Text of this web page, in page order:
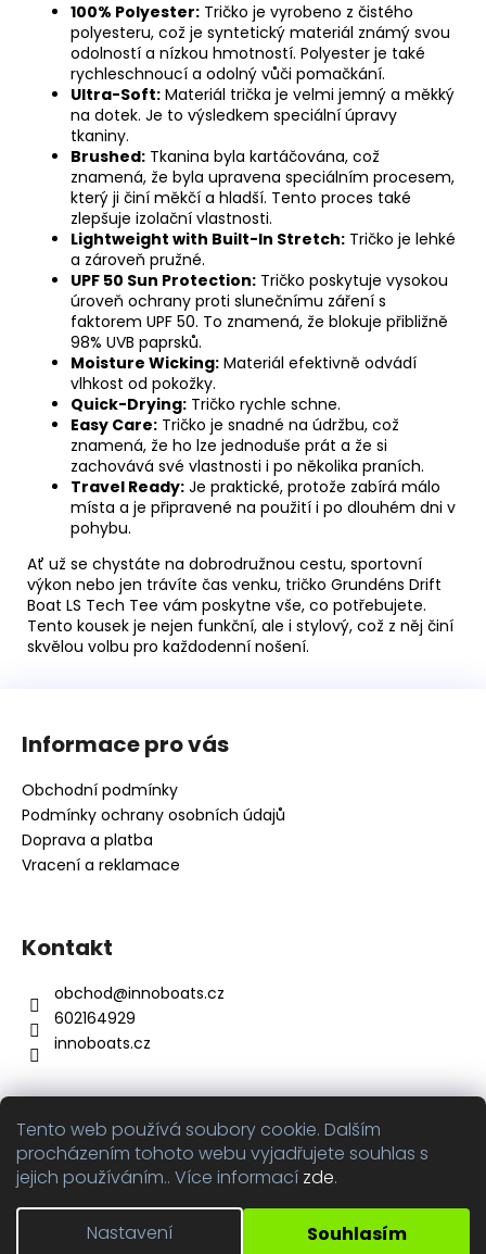
Tento web používá soubory cookie. Dalším
procházením tohoto webu vyjadřujete souhlas s
jejich používáním.. Více informací zde.
Nastavení Souhlasím
100% Polyester: Tričko je vyrobeno z čistého
polyesteru, což je syntetický materiál známý svou
odolností a nízkou hmotností. Polyester je také
rychleschnoucí a odolný vůči pomačkání.
Ultra-Soft: Materiál trička je velmi jemný a měkký
na dotek. Je to výsledkem speciální úpravy
tkaniny.
Brushed: Tkanina byla kartáčována, což
znamená, že byla upravena speciálním procesem,
který ji činí měkčí a hladší. Tento proces také
zlepšuje izolační vlastnosti.
Lightweight with Built-In Stretch: Tričko je lehké
a zároveň pružné.
UPF 50 Sun Protection: Tričko poskytuje vysokou
úroveň ochrany proti slunečnímu záření s
faktorem UPF 50. To znamená, že blokuje přibližně
98% UVB paprsků.
Moisture Wicking: Materiál efektivně odvádí
vlhkost od pokožky.
Quick-Drying: Tričko rychle schne.
Easy Care: Tričko je snadné na údržbu, což
znamená, že ho lze jednoduše prát a že si
zachovává své vlastnosti i po několika praních.
Travel Ready: Je praktické, protože zabírá málo
místa a je připravené na použití i po dlouhém dni v
pohybu.
Ať už se chystáte na dobrodružnou cestu, sportovní
výkon nebo jen trávíte čas venku, tričko Grundéns Drift
Boat LS Tech Tee vám poskytne vše, co potřebujete.
Tento kousek je nejen funkční, ale i stylový, což z něj činí
skvělou volbu pro každodenní nošení.
Informace pro vás
Obchodní podmínky
Podmínky ochrany osobních údajů
Doprava a platba
Vracení a reklamace
Kontakt
obchod@innoboats.cz
602164929
innoboats.cz
Přijímáme online platby